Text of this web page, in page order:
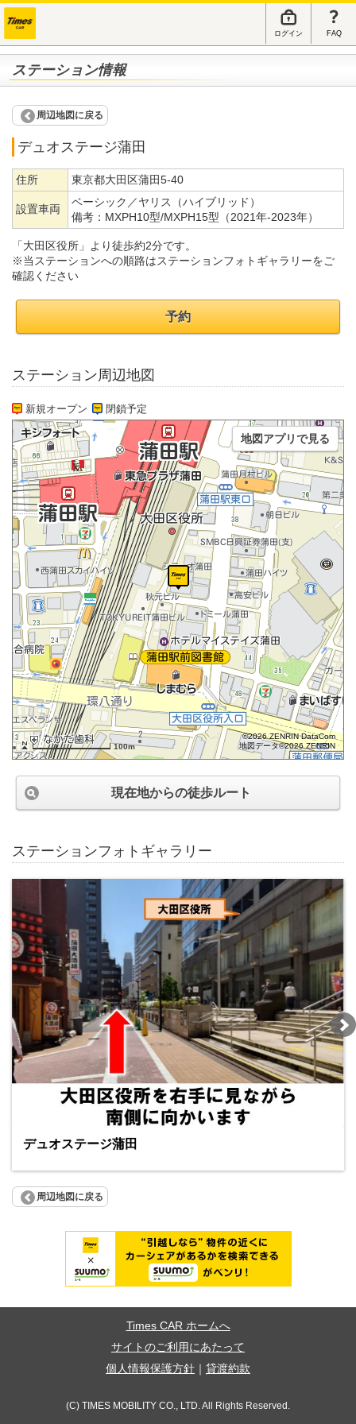
ログイン FAQ
ステーション情報
周辺地図に戻る
デュオステージ蒲田
住所 東京都大田区蒲田5-40
設置車両
ベーシック／ヤリス（ハイブリッド）
備考： MXPH10型/MXPH15型（2021年-2023年）
「大田区役所」より徒歩約2分です。
※当ステーションへの順路はステーションフォトギャラリーをご
確認ください
予約
ステーション周辺地図
新規オープン 閉鎖予定
100m
©2026 ZENRIN DataCom
地図データ©2026 ZENRIN
地図アプリで見る
現在地からの徒歩ルート
ステーションフォトギャラリー
デュオステージ蒲田
周辺地図に戻る
Times CAR ホームへ
サイトのご利用にあたって
個人情報保護方針
貸渡約款
(C) TIMES MOBILITY CO., LTD. All Rights Reserved.